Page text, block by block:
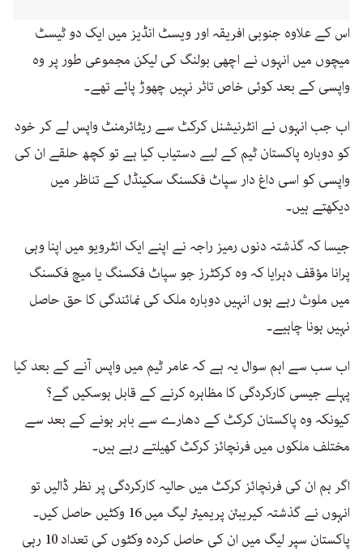
اس کے علاوہ جنوبی افریقہ اور ویسٹ انڈیز میں ایک دو ٹیسٹ
میچوں میں انہوں نے اچھی بولنگ کی لیکن مجموعی طور پر وہ
واپسی کے بعد کوئی خاص تاثر نہیں چھوڑ پائے تھے۔
اب جب انہوں نے انٹرنیشنل کرکٹ سے ریٹائرمنٹ واپس لے کر خود
کو دوبارہ پاکستان ٹیم کے لیے دستیاب کیا ہے تو کچھ حلقے ان کی
واپسی کو اسی داغ دار سپاٹ فکسنگ سکینڈل کے تناظر میں
دیکھتے ہیں۔
جیسا کہ گذشتہ دنوں رمیز راجہ نے اپنے ایک انٹرویو میں اپنا وہی
پرانا مؤقف دہرایا کہ وہ کرکٹرز جو سپاٹ فکسنگ یا میچ فکسنگ
میں ملوث رہے ہوں انہیں دوبارہ ملک کی نمائندگی کا حق حاصل
نہیں ہونا چاہیے۔
اب سب سے اہم سوال یہ ہے کہ عامر ٹیم میں واپس آنے کے بعد کیا
پہلے جیسی کارکردگی کا مظاہرہ کرنے کے قابل ہوسکیں گے؟
کیونکہ وہ پاکستان کرکٹ کے دھارے سے باہر ہونے کے بعد سے
مختلف ملکوں میں فرنچائز کرکٹ کھیلتے رہے ہیں۔
اگر ہم ان کی فرنچائز کرکٹ میں حالیہ کارکردگی پر نظر ڈالیں تو
انہوں نے گذشتہ کیریبئن پریمیئر لیگ میں 16 وکٹیں حاصل کیں۔
پاکستان سپر لیگ میں ان کی حاصل کردہ وکٹوں کی تعداد 10 رہی